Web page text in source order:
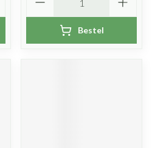
Bestel